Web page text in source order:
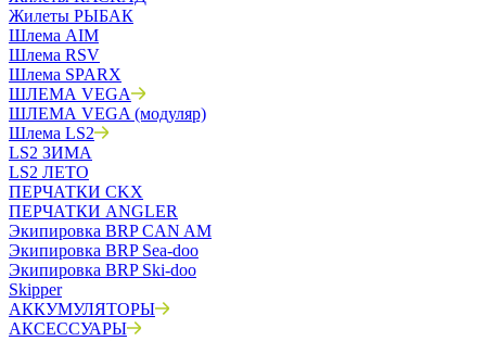
Жилеты РЫБАК
Шлема AIM
Шлема RSV
Шлема SPARX
ШЛЕМА VEGA
ШЛЕМА VEGA (модуляр)
Шлема LS2
LS2 ЗИМА
LS2 ЛЕТО
ПЕРЧАТКИ CKX
ПЕРЧАТКИ ANGLER
Экипировка BRP CAN AM
Экипировка BRP Sea-doo
Экипировка BRP Ski-doo
Skipper
АККУМУЛЯТОРЫ
АКСЕССУАРЫ